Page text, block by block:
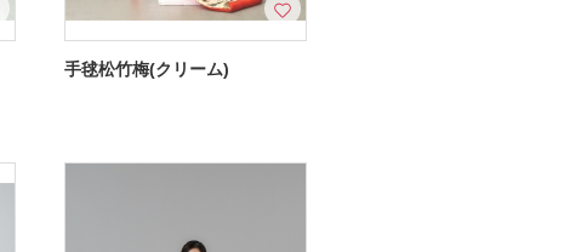
手毬松竹梅(クリーム)